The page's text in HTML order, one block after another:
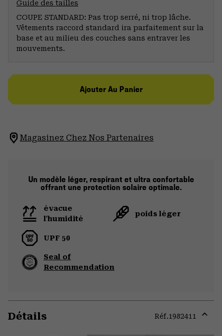
Guide des tailles
COUPE STANDARD: Pas trop serré, ni trop lâche.
Vêtements raccord standard ira parfaitement sur la
base et au milieu des couches sans entraver les
mouvements.
Ajouter Au Panier
Magasinez Chez Nos Partenaires
Un modèle léger, respirant et ultra confortable
offrant une protection solaire optimale.
évacue
l'humidité
poids léger
UPF 50
Seal of
Recommendation
Détails Réf.1982411